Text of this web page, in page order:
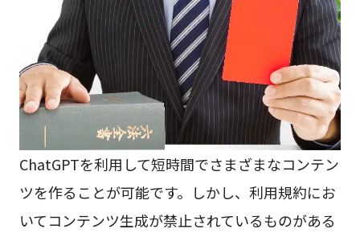
ChatGPTを利用して短時間でさまざまなコンテン
ツを作ることが可能です。しかし、利用規約にお
いてコンテンツ生成が禁止されているものがある